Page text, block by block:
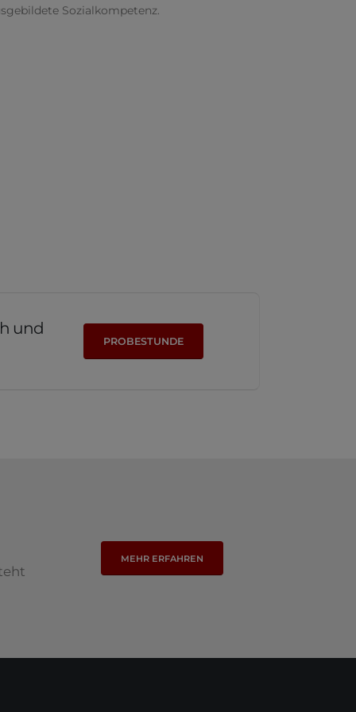
Sozialkompetenz.
und
PROBESTUNDE
MEHR ERFAHREN